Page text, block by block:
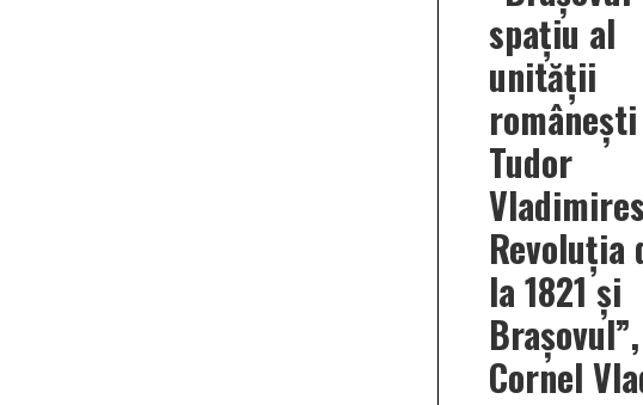
spațiu al
unității
Tudor
Revoluția
la 1821 și
Cornel